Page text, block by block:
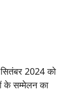
सितंबर 2024 को
के सम्मेलन का